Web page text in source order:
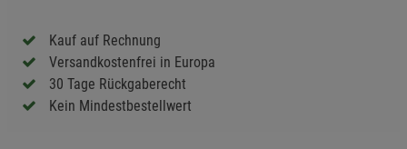
Kauf auf Rechnung
Versandkostenfrei in Europa
30 Tage Rückgaberecht
Kein Mindestbestellwert